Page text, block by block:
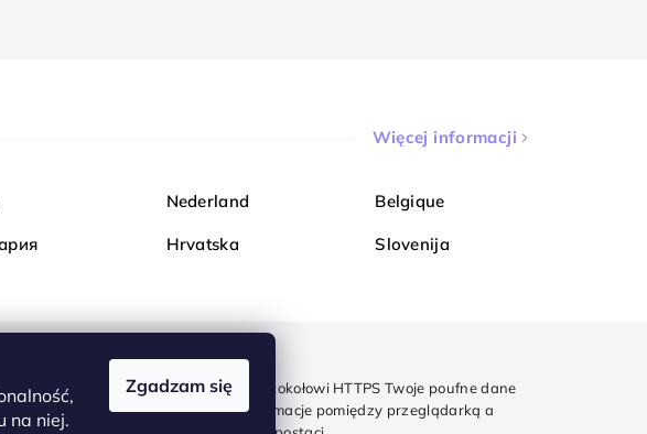
na niej.
Zgadzam się
Więcej informacji
Nederland Belgique
Hrvatska Slovenija
bezpiecznie w Diamondi. Dzięki protokołowi HTTPS Twoje poufne dane
całkowicie bezpieczne - wszystkie informacje pomiędzy przeglądarką a